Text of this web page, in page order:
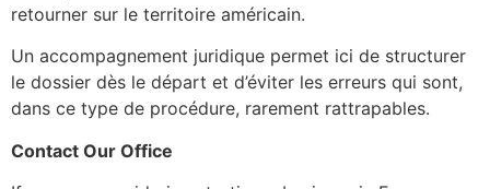
retourner sur le territoire américain.
Un accompagnement juridique permet ici de structurer
le dossier dès le départ et d’éviter les erreurs qui sont,
dans ce type de procédure, rarement rattrapables.
Contact Our Office